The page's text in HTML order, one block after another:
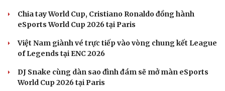
Chia tay World Cup, Cristiano Ronaldo đồng hành
eSports World Cup 2026 tại Paris
Việt Nam giành vé trực tiếp vào vòng chung kết League
of Legends tại ENC 2026
DJ Snake cùng dàn sao đình đám sẽ mở màn eSports
World Cup 2026 tại Paris